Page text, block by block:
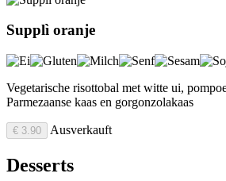
Supplì oranje
Vegetarische risottobal met witte ui,
Parmezaanse kaas en gorgonzolakaas
€ 3.90 Ausverkauft
Desserts